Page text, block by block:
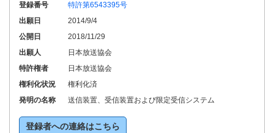
登録番号
特許第6543395号
出願日
2014/9/4
公開日
2018/11/29
出願人
日本放送協会
特許権者
日本放送協会
権利化状況
権利化済
発明の名称
送信装置、受信装置および限定受信システム
登録者への連絡はこちら